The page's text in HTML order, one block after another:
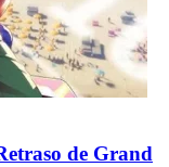
de Grand